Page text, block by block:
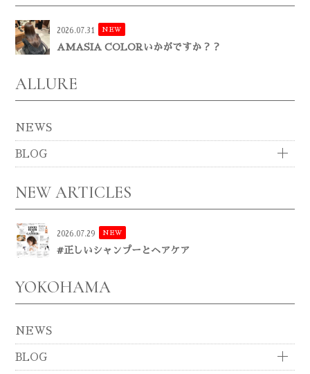
2026.07.31 NEW
AMASIA COLORいかがですか？？
ALLURE
NEWS
BLOG
NEW ARTICLES
2026.07.29 NEW
#正しいシャンプーとヘアケア
YOKOHAMA
NEWS
BLOG